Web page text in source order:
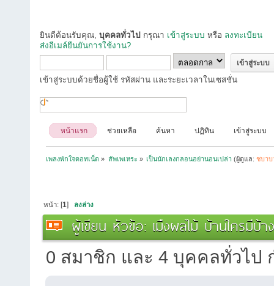
ยินดีต้อนรับคุณ, บุคคลทั่วไป กรุณา เข้าสู่ระบบ หรือ ลงทะเบียน
ส่งอีเมล์ยืนยันการใช้งาน?
เข้าสู่ระบบด้วยชื่อผู้ใช้ รหัสผ่าน และระยะเวลาในเซสชั่น
หน้าแรก ช่วยเหลือ ค้นหา ปฏิทิน เข้าสู่ระบบ
เพลงพักใจดอทเน็ต » สัพเพเหระ » เป็นนักเลงกลอนอย่านอนเปล่า (ผู้ดูแล:ชบาบ
หน้า: [1] ลงล่าง
ผู้เขียน หัวข้อ: เมืงผลไม้ บ้านใครมี
0 สมาชิก และ 4 บุคคลทั่วไป